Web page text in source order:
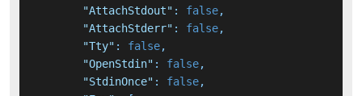
"AttachStdout" : false,
"AttachStderr" : false,
"Tty" : false,
"OpenStdin" : false,
"StdinOnce" : false,